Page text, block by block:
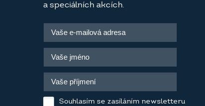
a speciálních akcích.
Souhlasím se zasíláním newsletteru